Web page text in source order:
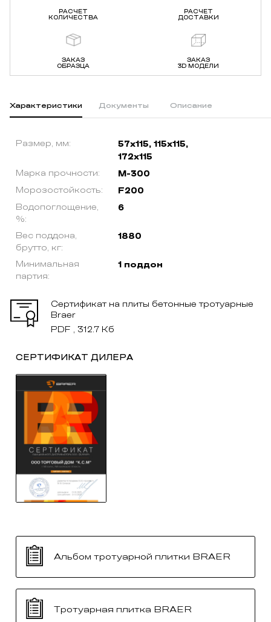
РАСЧЕТ
КОЛИЧЕСТВА
РАСЧЕТ
ДОСТАВКИ
ЗАКАЗ
ОБРАЗЦА
ЗАКАЗ
3D МОДЕЛИ
Характеристики Документы Описание
Размер, мм:
57x115, 115x115,
172x115
Марка прочности: М-300
Морозостойкость: F200
Водопоглощение,
%:
6
Вес поддона,
брутто, кг:
1880
Минимальная
партия:
1 поддон
Сертификат на плиты бетонные тротуарные
Braer
PDF , 312.7 Кб
СЕРТИФИКАТ ДИЛЕРА
Альбом тротуарной плитки BRAER
Тротуарная плитка BRAER